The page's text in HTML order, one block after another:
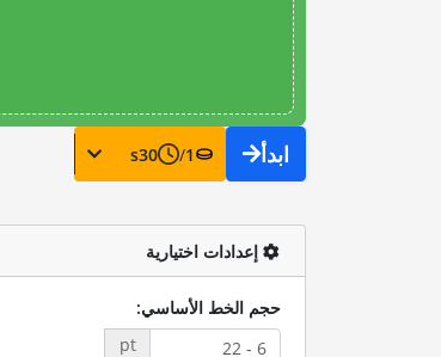
ابدأ 1
/
30
s
إعدادات اختيارية
حجم الخط الأساسي:
pt